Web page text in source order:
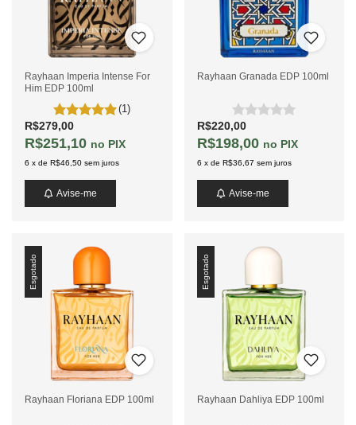
Rayhaan Imperia Intense For
Him EDP 100ml
(1)
R$279,00
R$251,10 PIX
6 x de R$46,50 sem juros
Avise-me
Rayhaan Granada EDP 100ml
R$220,00
R$198,00 PIX
6 x de R$36,67 sem juros
Avise-me
Esgotado
Rayhaan Floriana EDP 100ml
Esgotado
Rayhaan Dahliya EDP 100ml